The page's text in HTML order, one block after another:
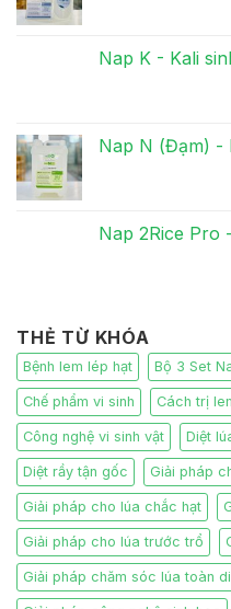
Nap K - Kali
Nap N (Đạm) -
Nap 2Rice Pro
THẺ TỪ KHÓA
Bệnh lem lép hạt Bộ 3 Set
Chế phẩm vi sinh Cách trị
Công nghệ vi sinh vật Diệt
Diệt rầy tận gốc Giải pháp
Giải pháp cho lúa chắc hạt
Giải pháp cho lúa trước trổ
Giải pháp chăm sóc lúa toàn